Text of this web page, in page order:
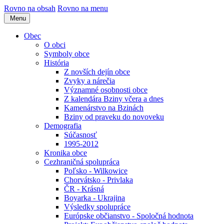
Rovno na obsah Rovno na menu
Menu
Obec
O obci
Symboly obce
História
Z novších dejín obce
Zvyky a nárečia
Významné osobnosti obce
Z kalendára Bziny včera a dnes
Kamenárstvo na Bzinách
Bziny od praveku do novoveku
Demografia
Súčasnosť
1995-2012
Kronika obce
Cezhraničná spolupráca
Poľsko - Wilkowice
Chorvátsko - Privlaka
ČR - Krásná
Boyarka - Ukrajina
Výsledky spolupráce
Európske občianstvo - Spoločná hodnota